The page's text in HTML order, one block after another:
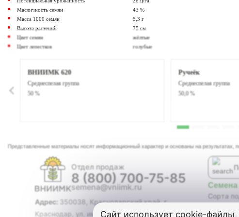
Масличность семян
43 %
Масса 1000 семян
5,3 г
Высота растений
75 см
Цвет семян
жёлтые
Цвет лепестков
голубые
ВНИИМК 620
Среднеспелая группа
50 %
Ручеёк
Среднеспелая группа
50,0 %
Представленные материалы носят информационный характер и основаны на
Отдел продаж
8 (800) 700-75-85
semena@vniimk.ru
Адрес: 350038, Краснодарский край, г.
Краснодар, ул. им. Филатова, дом 17
Сорта
Сайт использует cookie-файлы,